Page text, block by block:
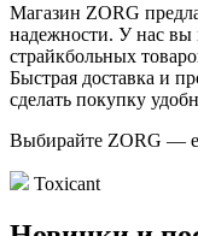
Магазин ZORG
надежности. У нас вы
страйкбольных
Быстрая доставка и
сделать покупку
Выбирайте ZORG —
Toxicant